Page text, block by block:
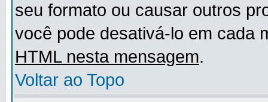
seu formato ou causar outros
você pode desativá-lo em cada
HTML nesta mensagem.
Voltar ao Topo